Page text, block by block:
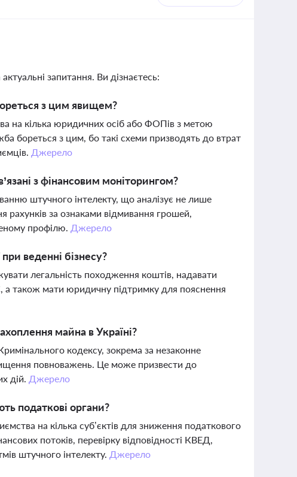
запитання. Ви дізнаєтесь:
з цим явищем?
на кілька юридичних осіб або ФОПів з метою
бореться з цим, бо такі схеми призводять до втрат
Джерело
з фінансовим моніторингом?
штучного інтелекту, що аналізує не лише
рахунків за ознаками відмивання грошей,
профілю. Джерело
веденні бізнесу?
легальність походження коштів, надавати
а також мати юридичну підтримку для пояснення
майна в Україні?
кодексу, зокрема за незаконне
повноважень. Це може призвести до
дій. Джерело
податкові органи?
на кілька суб’єктів для зниження податкового
потоків, перевірку відповідності КВЕД,
штучного інтелекту. Джерело